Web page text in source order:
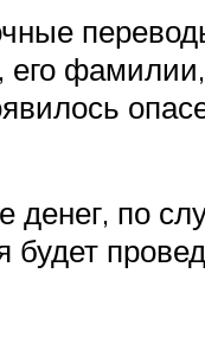
его
денег, по